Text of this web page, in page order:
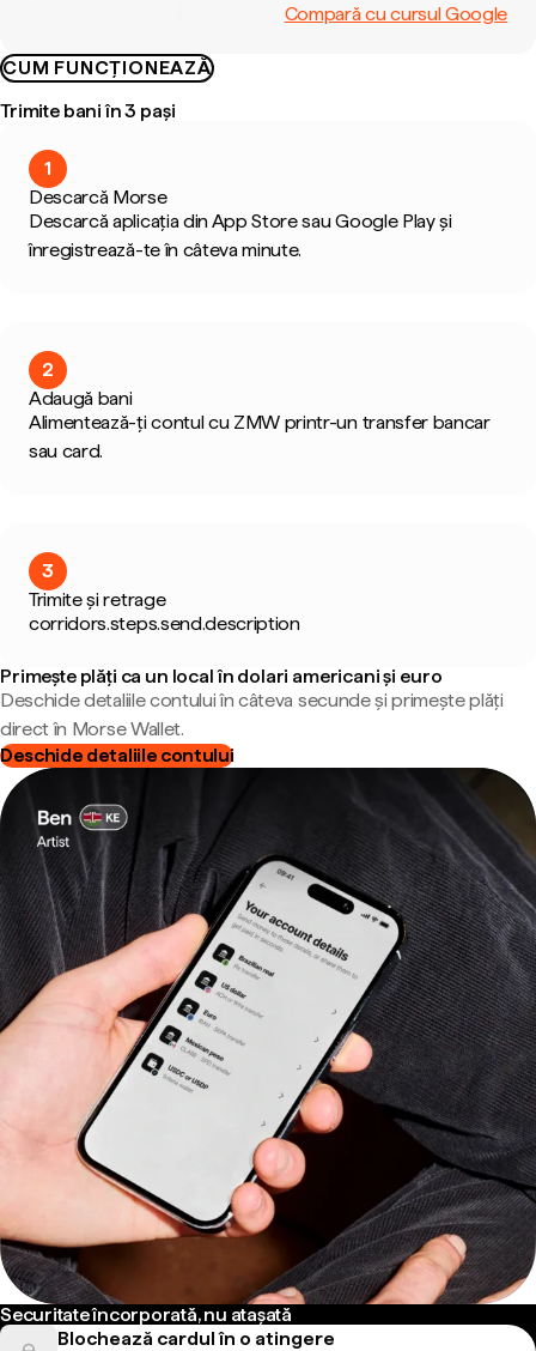
Compară cu cursul Google
CUM FUNCȚIONEAZĂ
Trimite bani în 3 pași
1
Descarcă Morse
Descarcă aplicația din App Store sau Google Play și
înregistrează-te în câteva minute.
2
Adaugă bani
Alimentează-ți contul cu ZMW printr-un transfer bancar
sau card.
3
Trimite și retrage
corridors.steps.send.description
Primește plăți ca un local în dolari americani și euro
Deschide detaliile contului în câteva secunde și primește plăți
direct în Morse Wallet.
Deschide detaliile contului
Securitate încorporată, nu atașată
Blochează cardul în o atingere